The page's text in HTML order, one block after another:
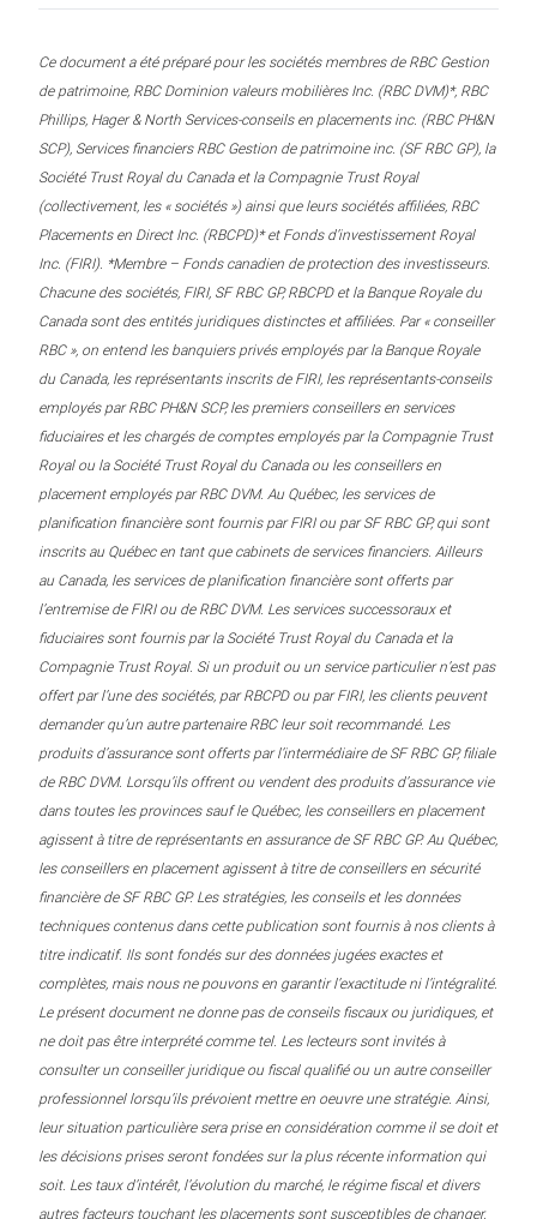
Ce document a été préparé pour les sociétés membres de RBC Gestion
de patrimoine, RBC Dominion valeurs mobilières Inc. (RBC DVM)*, RBC
Phillips, Hager & North Services-conseils en placements inc. (RBC PH&N
SCP), Services financiers RBC Gestion de patrimoine inc. (SF RBC GP), la
Société Trust Royal du Canada et la Compagnie Trust Royal
(collectivement, les « sociétés ») ainsi que leurs sociétés affiliées, RBC
Placements en Direct Inc. (RBCPD)* et Fonds d’investissement Royal
Inc. (FIRI). *Membre – Fonds canadien de protection des investisseurs.
Chacune des sociétés, FIRI, SF RBC GP, RBCPD et la Banque Royale du
Canada sont des entités juridiques distinctes et affiliées. Par « conseiller
RBC », on entend les banquiers privés employés par la Banque Royale
du Canada, les représentants inscrits de FIRI, les représentants-conseils
employés par RBC PH&N SCP, les premiers conseillers en services
fiduciaires et les chargés de comptes employés par la Compagnie Trust
Royal ou la Société Trust Royal du Canada ou les conseillers en
placement employés par RBC DVM. Au Québec, les services de
planification financière sont fournis par FIRI ou par SF RBC GP, qui sont
inscrits au Québec en tant que cabinets de services financiers. Ailleurs
au Canada, les services de planification financière sont offerts par
l’entremise de FIRI ou de RBC DVM. Les services successoraux et
fiduciaires sont fournis par la Société Trust Royal du Canada et la
Compagnie Trust Royal. Si un produit ou un service particulier n’est pas
offert par l’une des sociétés, par RBCPD ou par FIRI, les clients peuvent
demander qu’un autre partenaire RBC leur soit recommandé. Les
produits d’assurance sont offerts par l’intermédiaire de SF RBC GP, filiale
de RBC DVM. Lorsqu’ils offrent ou vendent des produits d’assurance vie
dans toutes les provinces sauf le Québec, les conseillers en placement
agissent à titre de représentants en assurance de SF RBC GP. Au Québec,
les conseillers en placement agissent à titre de conseillers en sécurité
financière de SF RBC GP. Les stratégies, les conseils et les données
techniques contenus dans cette publication sont fournis à nos clients à
titre indicatif. Ils sont fondés sur des données jugées exactes et
complètes, mais nous ne pouvons en garantir l’exactitude ni l’intégralité.
Le présent document ne donne pas de conseils fiscaux ou juridiques, et
ne doit pas être interprété comme tel. Les lecteurs sont invités à
consulter un conseiller juridique ou fiscal qualifié ou un autre conseiller
professionnel lorsqu’ils prévoient mettre en oeuvre une stratégie. Ainsi,
leur situation particulière sera prise en considération comme il se doit et
les décisions prises seront fondées sur la plus récente information qui
soit. Les taux d’intérêt, l’évolution du marché, le régime fiscal et divers
autres facteurs touchant les placements sont susceptibles de changer.